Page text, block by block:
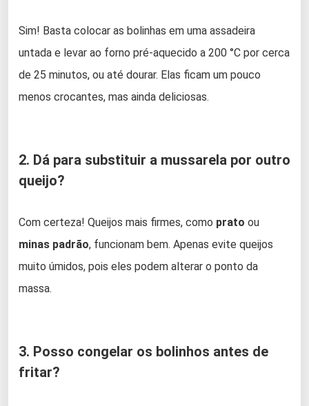
Sim! Basta colocar as bolinhas em uma assadeira
untada e levar ao forno pré-aquecido a 200 °C por cerca
de 25 minutos, ou até dourar. Elas ficam um pouco
menos crocantes, mas ainda deliciosas.
2. Dá para substituir a mussarela por outro
queijo?
Com certeza! Queijos mais firmes, como prato ou
minas padrão, funcionam bem. Apenas evite queijos
muito úmidos, pois eles podem alterar o ponto da
massa.
3. Posso congelar os bolinhos antes de
fritar?